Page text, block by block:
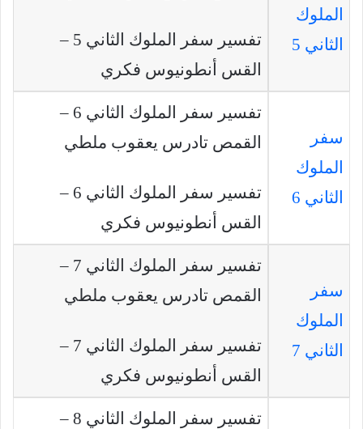
الملوك
الثاني 5
تفسير سفر الملوك الثاني 5 –
القس أنطونيوس فكري
سفر
الملوك
الثاني 6
تفسير سفر الملوك الثاني 6 –
القمص تادرس يعقوب ملطي
تفسير سفر الملوك الثاني 6 –
القس أنطونيوس فكري
سفر
الملوك
الثاني 7
تفسير سفر الملوك الثاني 7 –
القمص تادرس يعقوب ملطي
تفسير سفر الملوك الثاني 7 –
القس أنطونيوس فكري
تفسير سفر الملوك الثاني 8 –